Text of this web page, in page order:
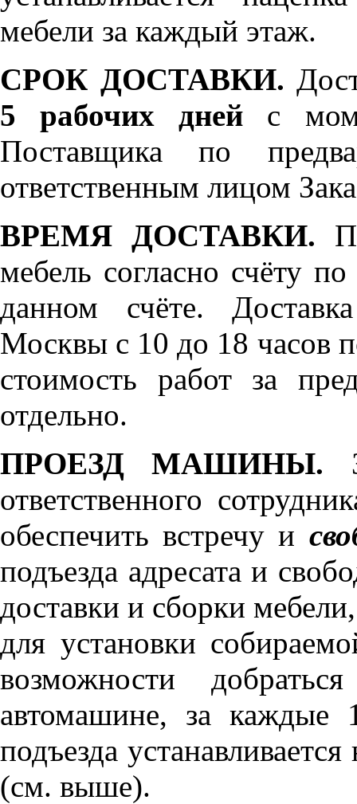
мебели за каждый этаж.
СРОК ДОСТАВКИ.
5 рабочих дней с
Поставщика по
ответственным лицом
ВРЕМЯ ДОСТАВКИ.
мебель согласно счёту
данном счёте.
Москвы с 10 до 18 часов
стоимость работ за
отдельно.
ПРОЕЗД МАШИНЫ.
ответственного
обеспечить встречу и
подъезда адресата и
доставки и сборки
для установки
возможности
автомашине, за каждые
подъезда
(см. выше).